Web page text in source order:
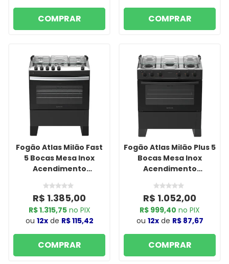
COMPRAR COMPRAR
Fogão Atlas Milão Fast
5 Bocas Mesa Inox
Acendimento
Preto
R$ 1.385,00
R$ 1.315,75no PIX
ou 12xde R$ 115,42
COMPRAR
Fogão Atlas Milão Plus 5
Bocas Mesa Inox
Acendimento
Preto
R$ 1.052,00
R$ 999,40 no PIX
ou 12xde R$ 87,67
COMPRAR